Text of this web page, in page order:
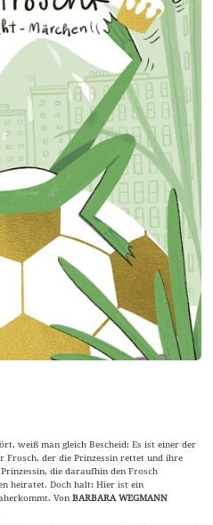
weiß man gleich Bescheid: Es ist einer der
Frosch, der die Prinzessin rettet und ihre
die daraufhin den Frosch
heiratet. Doch halt: Hier ist ein
VonBARBARA WEGMANN